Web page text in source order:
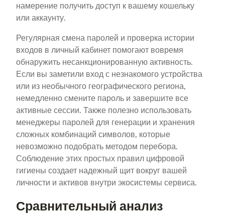
намерение получить доступ к вашему кошельку
или аккаунту.
Регулярная смена паролей и проверка истории
входов в личный кабинет помогают вовремя
обнаружить несанкционированную активность.
Если вы заметили вход с незнакомого устройства
или из необычного географического региона,
немедленно смените пароль и завершите все
активные сессии. Также полезно использовать
менеджеры паролей для генерации и хранения
сложных комбинаций символов, которые
невозможно подобрать методом перебора.
Соблюдение этих простых правил цифровой
гигиены создает надежный щит вокруг вашей
личности и активов внутри экосистемы сервиса.
Сравнительный анализ